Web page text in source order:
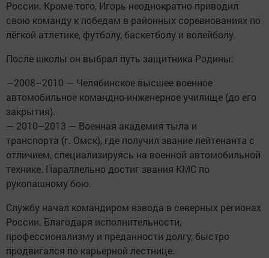
России. Кроме того, Игорь неоднократно приводил
свою команду к победам в районных соревнованиях по
лёгкой атлетике, футболу, баскетболу и волейболу.
После школы он выбрал путь защитника Родины:
—2008–2010 — Челябинское высшее военное
автомобильное командно-инженерное училище (до его
закрытия).
— 2010–2013 — Военная академия тыла и
транспорта (г. Омск), где получил звание лейтенанта с
отличием, специализируясь на военной автомобильной
технике. Параллельно достиг звания КМС по
рукопашному бою.
Службу начал командиром взвода в северных регионах
России. Благодаря исполнительности,
профессионализму и преданности долгу, быстро
продвигался по карьерной лестнице.